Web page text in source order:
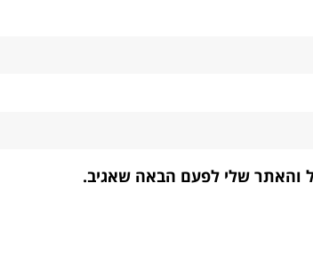
והאתר שלי לפעם הבאה שאגיב.